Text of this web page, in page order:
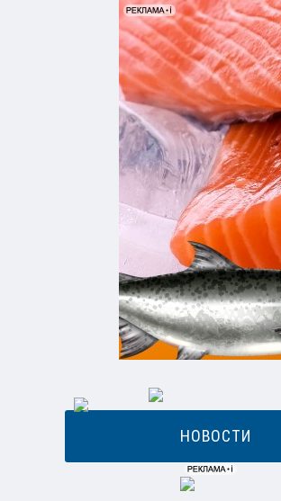
НОВОСТИ